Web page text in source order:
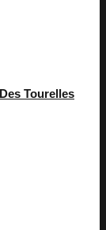
Tourelles